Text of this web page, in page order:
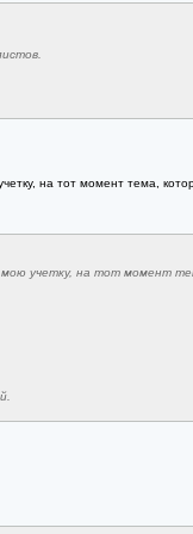
на тот момент тема,
учетку, на тот момент